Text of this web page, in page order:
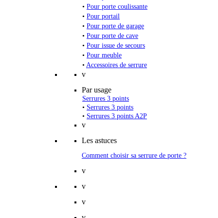
• Pour porte coulissante
• Pour portail
• Pour porte de garage
• Pour porte de cave
• Pour issue de secours
• Pour meuble
• Accessoires de serrure
v
Par usage
Serrures 3 points
• Serrures 3 points
• Serrures 3 points A2P
v
Les astuces
Comment choisir sa serrure de porte ?
v
v
v